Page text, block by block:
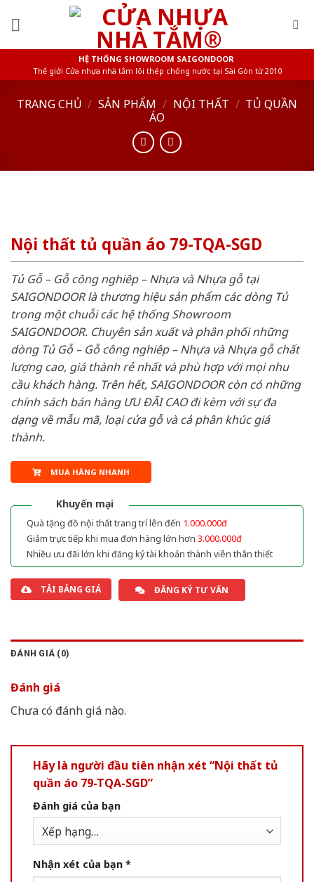
HỆ THỐNG SHOWROOM SAIGONDOOR
Thế giới Cửa nhựa nhà tắm lõi thép chống nước tại Sài Gòn từ 2010
TRANG CHỦ / SẢN PHẨM / NỘI THẤT / TỦ QUẦN
ÁO
Nội thất tủ quần áo 79-TQA-SGD
Tủ Gỗ – Gỗ công nghiêp – Nhựa và Nhựa gỗ tại
SAIGONDOOR là thương hiệu sản phẩm các dòng Tủ
trong một chuỗi các hệ thống Showroom
SAIGONDOOR. Chuyên sản xuất và phân phối những
dòng Tủ Gỗ – Gỗ công nghiêp – Nhựa và Nhựa gỗ chất
lượng cao, giá thành rẻ nhất và phù hợp với mọi nhu
cầu khách hàng. Trên hết, SAIGONDOOR còn có những
chính sách bán hàng ƯU ĐÃI CAO đi kèm với sự đa
dạng về mẫu mã, loại cửa gỗ và cả phân khúc giá
thành.
MUA HÀNG NHANH
Khuyến mại
Quà tặng đồ nội thất trang trí lên đến 1.000.000đ
Giảm trực tiếp khi mua đơn hàng lớn hơn 3.000.000đ
Nhiều ưu đãi lớn khi đăng ký tài khoản thành viên thân thiết
TẢI BẢNG GIÁ ĐĂNG KÝ TƯ VẤN
ĐÁNH GIÁ (0)
Đánh giá
Chưa có đánh giá nào.
Hãy là người đầu tiên nhận xét “Nội thất tủ
quần áo 79-TQA-SGD”
Đánh giá của bạn
Nhận xét của bạn *